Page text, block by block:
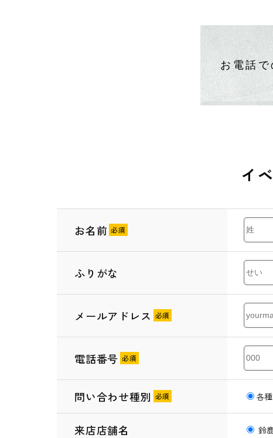
お電話
イ
お名前
ふりがな
メールアドレス
電話番号
問い合わせ種別 各
来店店舗名 鈴